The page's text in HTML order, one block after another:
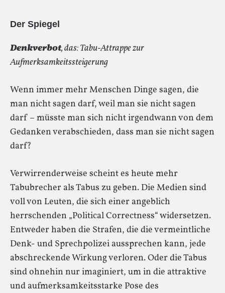
Der Spiegel
Denkverbot, das: Tabu-Attrappe zur
Aufmerksamkeitssteigerung
Wenn immer mehr Menschen Dinge sagen, die
man nicht sagen darf, weil man sie nicht sagen
darf – müsste man sich nicht irgendwann von dem
Gedanken verabschieden, dass man sie nicht sagen
darf?
Verwirrenderweise scheint es heute mehr
Tabubrecher als Tabus zu geben. Die Medien sind
voll von Leuten, die sich einer angeblich
herrschenden „Political Correctness“ widersetzen.
Entweder haben die Strafen, die die vermeintliche
Denk- und Sprechpolizei aussprechen kann, jede
abschreckende Wirkung verloren. Oder die Tabus
sind ohnehin nur imaginiert, um in die attraktive
und aufmerksamkeitsstarke Pose des